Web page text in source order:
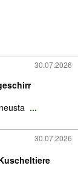
30.07.2026
...
30.07.2026